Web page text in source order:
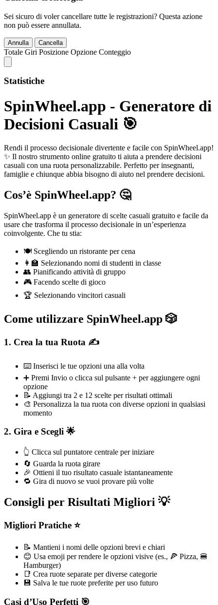
Sei sicuro di voler cancellare tutte le registrazioni? Questa azione
non può essere annullata.
Annulla Cancella
Totale Giri Posizione Opzione Conteggio
Statistiche
SpinWheel.app - Generatore di
Decisioni Casuali 🎯
Rendi il processo decisionale divertente e facile con SpinWheel.app!
✨ Il nostro strumento online gratuito ti aiuta a prendere decisioni
casuali con una ruota personalizzabile. Perfetto per insegnanti,
famiglie e chiunque abbia bisogno di aiuto nel prendere decisioni.
Cos’è SpinWheel.app? 🤔
SpinWheel.app è un generatore di scelte casuali gratuito e facile da
usare che trasforma il processo decisionale in un’esperienza
coinvolgente. Che tu stia:
🍽️ Scegliendo un ristorante per cena
👩‍🏫 Selezionando nomi di studenti in classe
👥 Pianificando attività di gruppo
🎮 Facendo scelte di gioco
🏆 Selezionando vincitori casuali
Come utilizzare SpinWheel.app 🎲
1. Crea la tua Ruota ✍️
⌨️ Inserisci le tue opzioni una alla volta
➕ Premi Invio o clicca sul pulsante + per aggiungere ogni
opzione
📝 Aggiungi tra 2 e 12 scelte per risultati ottimali
🎨 Personalizza la tua ruota con diverse opzioni in qualsiasi
momento
2. Gira e Scegli 🌟
👆 Clicca sul puntatore centrale per iniziare
🔄 Guarda la ruota girare
🎉 Ottieni il tuo risultato casuale istantaneamente
🔁 Gira di nuovo se vuoi provare più volte
Consigli per Risultati Migliori 💡
Migliori Pratiche ⭐
📝 Mantieni i nomi delle opzioni brevi e chiari
😊 Usa emoji per rendere le opzioni visive (es., 🍕 Pizza, 🍔
Hamburger)
📑 Crea ruote separate per diverse categorie
💾 Salva le tue ruote preferite per uso futuro
Casi d’Uso Perfetti 🎯